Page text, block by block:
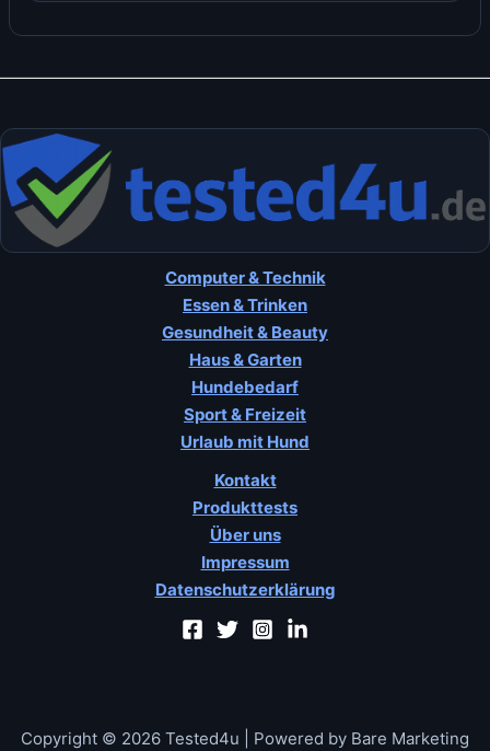
Computer & Technik
Essen & Trinken
Gesundheit & Beauty
Haus & Garten
Hundebedarf
Sport & Freizeit
Urlaub mit Hund
Kontakt
Produkttests
Über uns
Impressum
Datenschutzerklärung
Copyright © 2026 Tested4u | Powered by Bare Marketing